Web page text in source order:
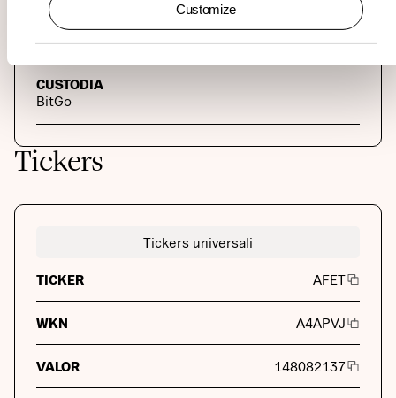
Customize
MARKET MAKER
CUSTODIA
BitGo
Tickers
Tickers universali
TICKER AFET
WKN A4APVJ
VALOR 148082137